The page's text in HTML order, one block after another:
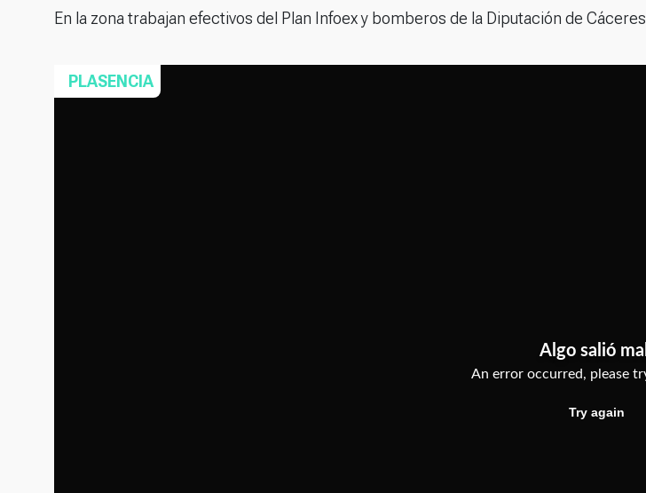
En la zona trabajan efectivos del Plan Infoex y bomberos de la Diputación de Cáceres
PLASENCIA